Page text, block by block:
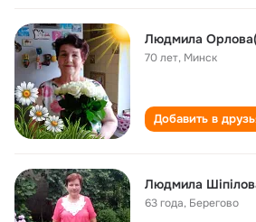
Людмила
70 лет, Минск
Добавить в
Людмила
63 года, Берегово